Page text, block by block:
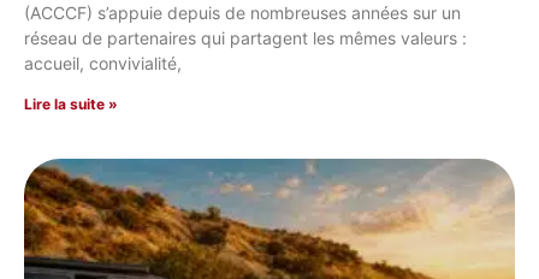
(ACCCF) s’appuie depuis de nombreuses années sur un
réseau de partenaires qui partagent les mêmes valeurs :
accueil, convivialité,
Lire la suite »